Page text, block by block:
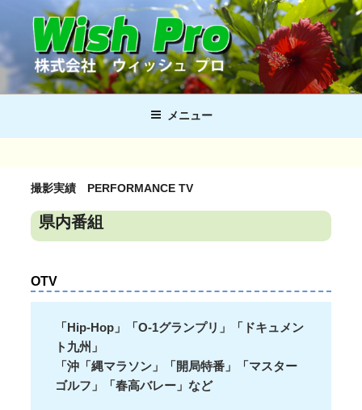
テ
ン
WISH PRO
株式会社 ウィッシュプロ
メニュー
撮影実績 PERFORMANCE TV
県内番組
OTV
「Hip-Hop」「O-1グランプリ」「ドキュメン
ト九州」
「沖「縄マラソン」「開局特番」「マスター
ゴルフ」「春高バレー」など